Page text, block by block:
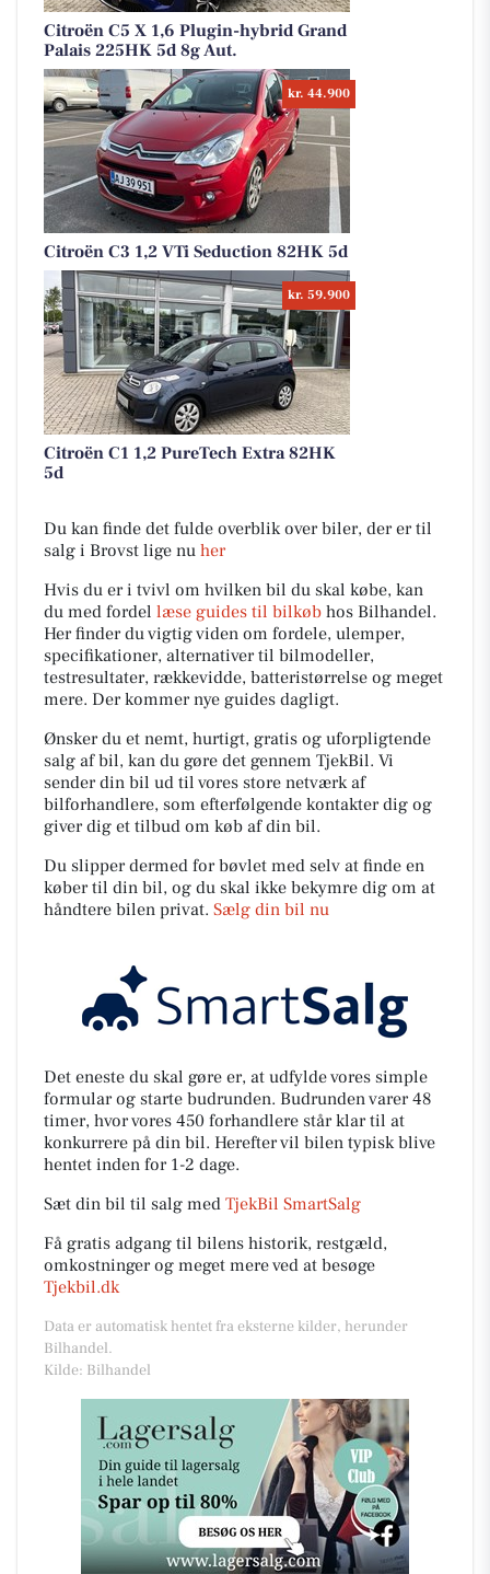
Citroën C5 X 1,6 Plugin-hybrid Grand
Palais 225HK 5d 8g Aut.
kr. 44.900
Citroën C3 1,2 VTi Seduction 82HK 5d
kr. 59.900
Citroën C1 1,2 PureTech Extra 82HK
5d
Du kan finde det fulde overblik over biler, der er til
salg i Brovst lige nu her
Hvis du er i tvivl om hvilken bil du skal købe, kan
du med fordel læse guides til bilkøb hos Bilhandel.
Her finder du vigtig viden om fordele, ulemper,
specifikationer, alternativer til bilmodeller,
testresultater, rækkevidde, batteristørrelse og meget
mere. Der kommer nye guides dagligt.
Ønsker du et nemt, hurtigt, gratis og uforpligtende
salg af bil, kan du gøre det gennem TjekBil. Vi
sender din bil ud til vores store netværk af
bilforhandlere, som efterfølgende kontakter dig og
giver dig et tilbud om køb af din bil.
Du slipper dermed for bøvlet med selv at finde en
køber til din bil, og du skal ikke bekymre dig om at
håndtere bilen privat. Sælg din bil nu
Det eneste du skal gøre er, at udfylde vores simple
formular og starte budrunden. Budrunden varer 48
timer, hvor vores 450 forhandlere står klar til at
konkurrere på din bil. Herefter vil bilen typisk blive
hentet inden for 1-2 dage.
Sæt din bil til salg med TjekBil SmartSalg
Få gratis adgang til bilens historik, restgæld,
omkostninger og meget mere ved at besøge
Tjekbil.dk
Data er automatisk hentet fra eksterne kilder, herunder
Bilhandel.
Kilde: Bilhandel